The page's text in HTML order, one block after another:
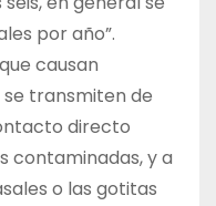
por año”.
causan
transmiten de
directo
contaminadas, y a
o las gotitas